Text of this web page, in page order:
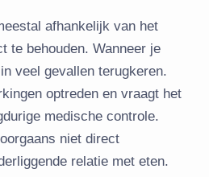
afhankelijk van het
te behouden. Wanneer je
veel gevallen terugkeren.
optreden en vraagt het
medische controle.
niet direct
relatie met eten.